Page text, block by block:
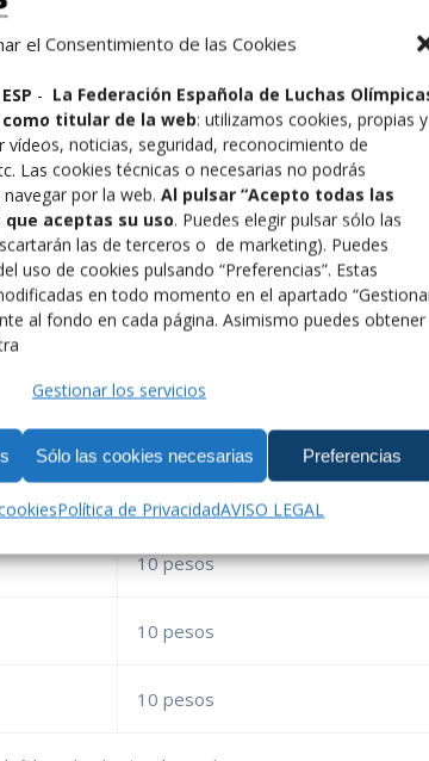
el Consentimiento de las Cookies
- La Federación Española de Luchas
titular de la web: utilizamos cookies, propias y
vídeos, noticias, seguridad, reconocimiento de
Las cookies técnicas o necesarias no podrás
por la web. Al pulsar “Acepto todas las
aceptas su uso. Puedes elegir pulsar sólo las
las de terceros o de marketing). Puedes
uso de cookies pulsando “Preferencias”. Estas
en todo momento en el apartado
al fondo en cada página. Asimismo puedes obtener
Gestionar los servicios
Sólo las cookies necesarias Preferencias
Política de PrivacidadAVISO LEGAL
de categoría U23, la antesala al senior.
, está organizado por la Federación
Comunidad Autónoma de la Región de Murcia.
en los próximos días, estableciendo un nuevo
mundial U20 ybronce europeo U23,
(bronce mundial U15 en 2022), Rosa
no se perderán una cita que promete
la siguiente manera:
10 pesos
10 pesos
10 pesos